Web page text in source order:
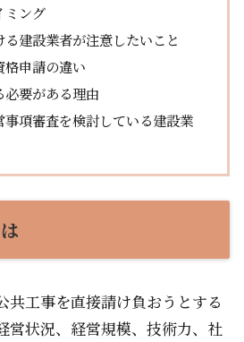
ミング
建設業者が注意したいこと
申請の違い
要がある理由
項審査を検討している建設業
共工事を直接請け負おうとする
営状況、経営規模、技術力、社